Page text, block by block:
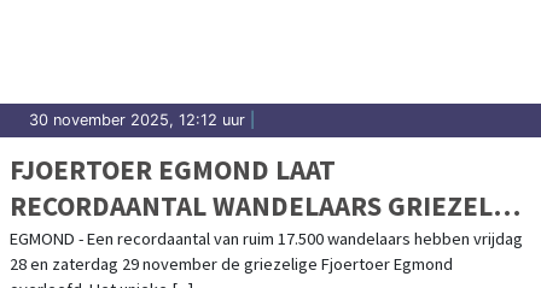
30 november 2025, 12:12 uur
FJOERTOER EGMOND LAAT
RECORDAANTAL WANDELAARS GRIEZELEN
MET SPECTACULAIRE LICHTACTS
EGMOND - Een recordaantal van ruim 17.500 wandelaars hebben vrijdag
28 en zaterdag 29 november de griezelige Fjoertoer Egmond